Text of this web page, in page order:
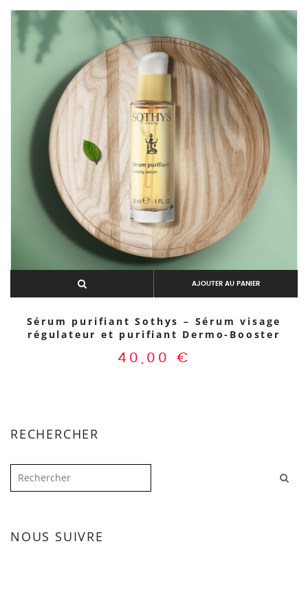
AJOUTER AU PANIER
Sérum purifiant Sothys – Sérum visage
régulateur et purifiant Dermo-Booster
40,00 €
RECHERCHER
NOUS SUIVRE